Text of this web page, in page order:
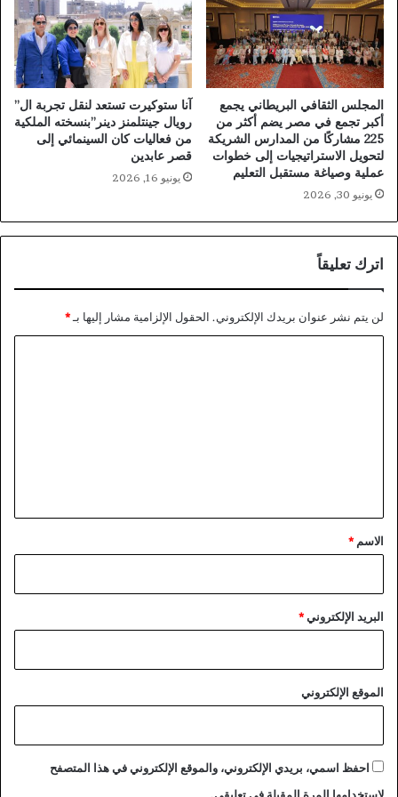
المجلس الثقافي البريطاني يجمع
أكبر تجمع في مصر يضم أكثر من
225 مشاركًا من المدارس الشريكة
لتحويل الاستراتيجيات إلى خطوات
عملية وصياغة مستقبل التعليم
يونيو 30, 2026
آنا ستوكيرت تستعد لنقل تجربة ال”
رويال جينتلمنز دينر”بنسخته الملكية
من فعاليات كان السينمائي إلى
قصر عابدين
يونيو 16, 2026
اترك تعليقاً
لن يتم نشر عنوان بريدك الإلكتروني. الحقول الإلزامية مشار إليها بـ*
*
الاسم *
البريد الإلكتروني*
الموقع الإلكتروني
احفظ اسمي، بريدي الإلكتروني، والموقع الإلكتروني في هذا المتصفح